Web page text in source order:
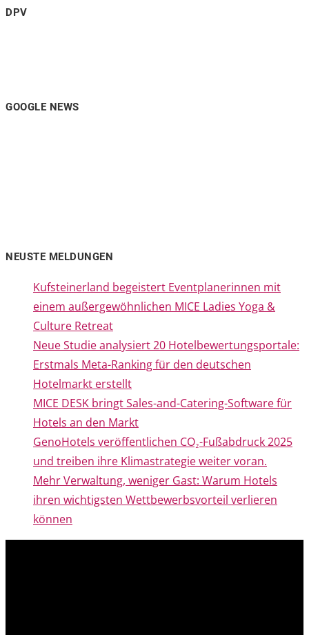
DPV
GOOGLE NEWS
NEUSTE MELDUNGEN
Kufsteinerland begeistert Eventplanerinnen mit
einem außergewöhnlichen MICE Ladies Yoga &
Culture Retreat
Neue Studie analysiert 20 Hotelbewertungsportale:
Erstmals Meta-Ranking für den deutschen
Hotelmarkt erstellt
MICE DESK bringt Sales-and-Catering-Software für
Hotels an den Markt
GenoHotels veröffentlichen CO₂-Fußabdruck 2025
und treiben ihre Klimastrategie weiter voran.
Mehr Verwaltung, weniger Gast: Warum Hotels
ihren wichtigsten Wettbewerbsvorteil verlieren
können